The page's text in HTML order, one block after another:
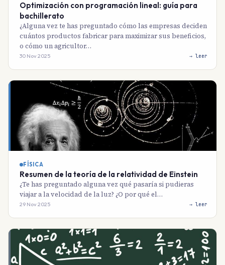
Optimización con programación lineal: guía para
bachillerato
¿Alguna vez te has preguntado cómo las empresas deciden
cuántos productos fabricar para maximizar sus beneficios,
o cómo un agricultor…
30 Nov 2025 → leer
FÍSICA
Resumen de la teoría de la relatividad de Einstein
¿Te has preguntado alguna vez qué pasaría si pudieras
viajar a la velocidad de la luz? ¿O por qué el…
29 Nov 2025 → leer